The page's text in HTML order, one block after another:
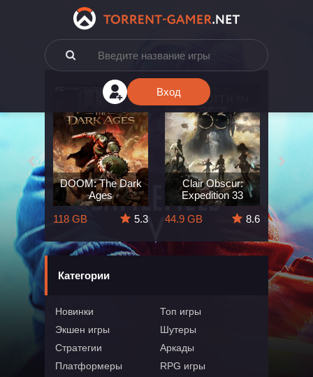
Вход
The
5.7
DOOM: The Dark
Ages
118 GB
5.3
Clair Obscur:
Expedition 33
44.9 GB
8.6
164 GB
Категории
Новинки
Топ игры
Экшен игры
Шутеры
Стратегии
Аркады
Платформеры
RPG игры